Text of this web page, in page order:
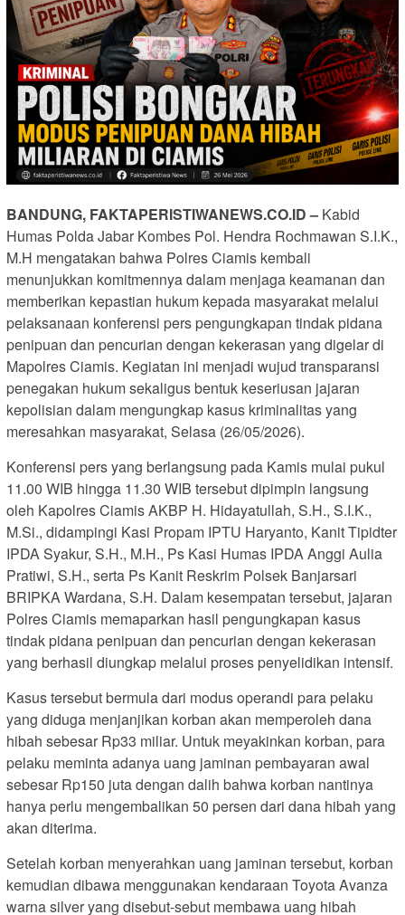
BANDUNG, FAKTAPERISTIWANEWS.CO.ID – Kabid
Humas Polda Jabar Kombes Pol. Hendra Rochmawan S.I.K.,
M.H mengatakan bahwa Polres Ciamis kembali
menunjukkan komitmennya dalam menjaga keamanan dan
memberikan kepastian hukum kepada masyarakat melalui
pelaksanaan konferensi pers pengungkapan tindak pidana
penipuan dan pencurian dengan kekerasan yang digelar di
Mapolres Ciamis. Kegiatan ini menjadi wujud transparansi
penegakan hukum sekaligus bentuk keseriusan jajaran
kepolisian dalam mengungkap kasus kriminalitas yang
meresahkan masyarakat, Selasa (26/05/2026).
Konferensi pers yang berlangsung pada Kamis mulai pukul
11.00 WIB hingga 11.30 WIB tersebut dipimpin langsung
oleh Kapolres Ciamis AKBP H. Hidayatullah, S.H., S.I.K.,
M.Si., didampingi Kasi Propam IPTU Haryanto, Kanit Tipidter
IPDA Syakur, S.H., M.H., Ps Kasi Humas IPDA Anggi Aulia
Pratiwi, S.H., serta Ps Kanit Reskrim Polsek Banjarsari
BRIPKA Wardana, S.H. Dalam kesempatan tersebut, jajaran
Polres Ciamis memaparkan hasil pengungkapan kasus
tindak pidana penipuan dan pencurian dengan kekerasan
yang berhasil diungkap melalui proses penyelidikan intensif.
Kasus tersebut bermula dari modus operandi para pelaku
yang diduga menjanjikan korban akan memperoleh dana
hibah sebesar Rp33 miliar. Untuk meyakinkan korban, para
pelaku meminta adanya uang jaminan pembayaran awal
sebesar Rp150 juta dengan dalih bahwa korban nantinya
hanya perlu mengembalikan 50 persen dari dana hibah yang
akan diterima.
Setelah korban menyerahkan uang jaminan tersebut, korban
kemudian dibawa menggunakan kendaraan Toyota Avanza
warna silver yang disebut-sebut membawa uang hibah